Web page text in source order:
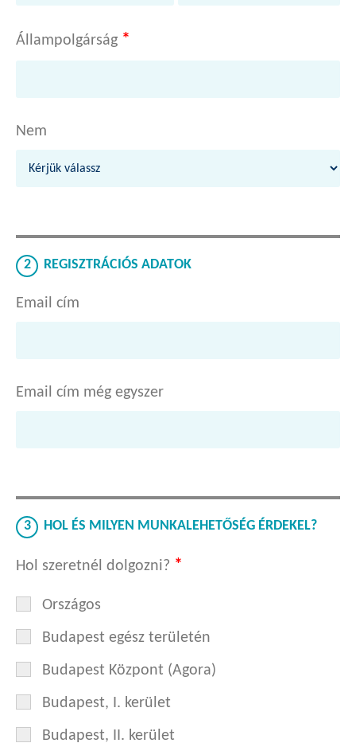
Állampolgárság *
Nem
2 REGISZTRÁCIÓS ADATOK
Email cím
Email cím még egyszer
3 HOL ÉS MILYEN MUNKALEHETŐSÉG ÉRDEKEL?
Hol szeretnél dolgozni? *
Országos
Budapest egész területén
Budapest Központ (Agora)
Budapest, I. kerület
Budapest, II. kerület